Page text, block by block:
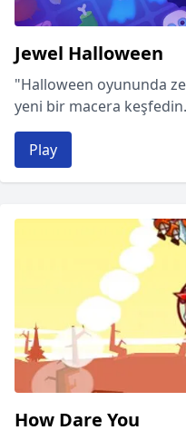
Jewel Halloween
"Halloween oyununda
yeni bir macera
Play
How Dare You